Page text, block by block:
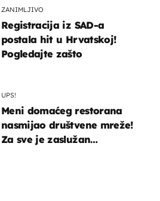
ZANIMLJIVO
Registracija iz SAD-a
postala hit u Hrvatskoj!
Pogledajte zašto
UPS!
Meni domaćeg restorana
nasmijao društvene mreže!
Za sve je zaslužan